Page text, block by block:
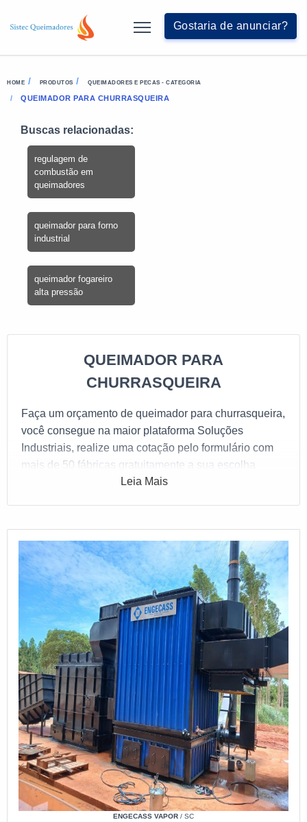
Gostaria de anunciar?
HOME PRODUTOS QUEIMADORES E PECAS - CATEGORIA
QUEIMADOR PARA CHURRASQUEIRA
Buscas relacionadas:
regulagem de
combustão em
queimadores
queimador para forno
industrial
queimador fogareiro
alta pressão
QUEIMADOR PARA
CHURRASQUEIRA
Faça um orçamento de queimador para churrasqueira,
você consegue na maior plataforma Soluções
Industriais, realize uma cotação pelo formulário com
mais de 50 fábricas gratuitamente a sua escolha
Leia Mais
ENGECASS VAPOR / SC